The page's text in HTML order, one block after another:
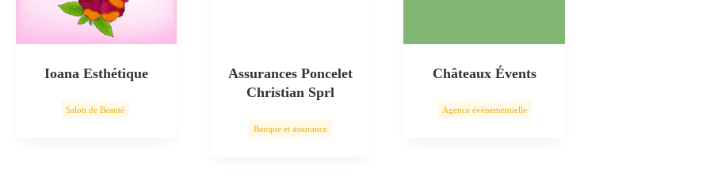
Ioana Esthétique
Salon de Beauté
Assurances Poncelet
Christian Sprl
Banque et assurance
Châteaux Évents
Agence événementielle